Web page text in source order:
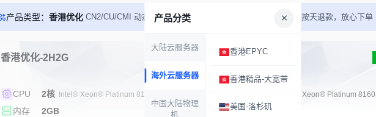
产品分类
大陆云服务器
海外云服务器
中国大陆物理
机
香港EPYC
香港精品-大宽带
美国-洛杉矶
产品类型： 香港优化 CN2/CU/CMI 动态优化 测试IP: 154.219.102.1 支持7天无理由按天退款，放心下单
香港优化-2H2G
CPU 2核 Intel® Xeon® Platinum 8160
内存
2GB
香港优化-2H4G
Intel® Xeon® Platinum 8160
内存
4GB